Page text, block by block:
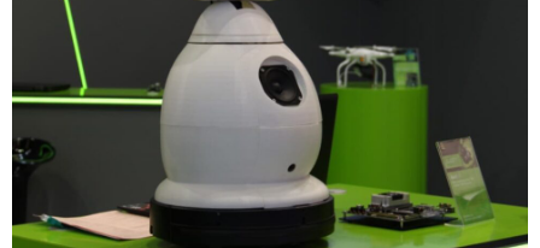
NVIDIA 的展位撼動了上週於德國紐倫堡舉辦的「2016嵌入
式電子與工業電腦應用展」（Embedded World），多家業
者展現我們的 Jetson TX1 超級電腦模組實力有多驚人。